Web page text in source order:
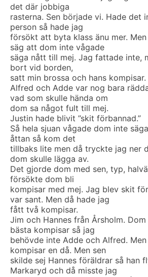
det där jobbiga
rasterna. Sen började vi. Hade det
person så hade jag
försökt att byta klass änu mer.
säg att dom inte vågade
säga nått till mej. Jag fattade inte,
bort vid borden,
satt min brossa och hans kompisar.
Alfred och Adde var nog bara
vad som skulle hända om
dom sa något fult till mej.
Justin hade blivit ”skit förbannad.”
Så hela sjuan vågade dom inte
åttan så kom det
tillbaks lite men då tryckte jag ner
dom skulle lägga av.
Det gjorde dom med sen, typ,
försökte dom bli
kompisar med mej. Jag blev skit
var sant. Men då hade jag
fått två kompisar.
Jim och Hannes från Årsholm.
bästa kompisar så jag
behövde inte Adde och Alfred.
kompisar en då. Men sen
skilde sej Hannes föräldrar så han
Markaryd och då misste jag